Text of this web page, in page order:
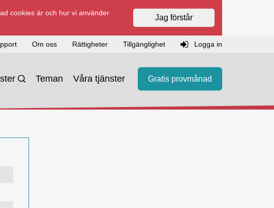
cookies är och hur vi använder
Jag förstår
Om oss Rättigheter Tillgänglighet Logga in
Teman Våra tjänster Gratis provmånad